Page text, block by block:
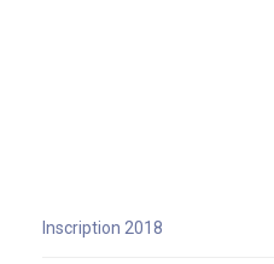
Inscription 2018